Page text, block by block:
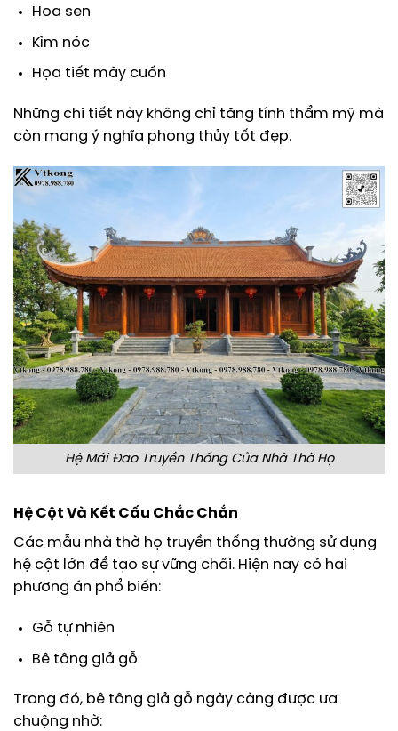
Hoa sen
Kìm nóc
Họa tiết mây cuốn
Những chi tiết này không chỉ tăng tính thẩm mỹ mà
còn mang ý nghĩa phong thủy tốt đẹp.
Hệ Mái Đao Truyền Thống Của Nhà Thờ Họ
Hệ Cột Và Kết Cấu Chắc Chắn
Các mẫu nhà thờ họ truyền thống thường sử dụng
hệ cột lớn để tạo sự vững chãi. Hiện nay có hai
phương án phổ biến:
Gỗ tự nhiên
Bê tông giả gỗ
Trong đó, bê tông giả gỗ ngày càng được ưa
chuộng nhờ: